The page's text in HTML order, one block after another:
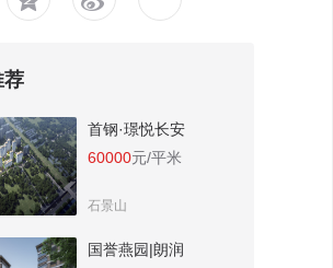
荐
首钢·璟悦长安
60000元/平米
石景山
国誉燕园|朗润